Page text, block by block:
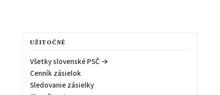
UŽITOČNÉ
Všetky slovenské PSČ →
Cenník zásielok
Sledovanie zásielky